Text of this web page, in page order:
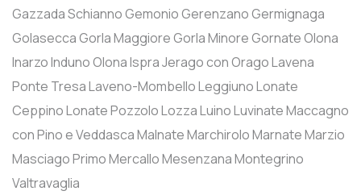
Gazzada Schianno Gemonio Gerenzano Germignaga
Golasecca Gorla Maggiore Gorla Minore Gornate Olona
InarzoInduno OlonaIspraJerago con OragoLavena
Ponte TresaLaveno-MombelloLeggiunoLonate
CeppinoLonate PozzoloLozzaLuinoLuvinateMaccagno
con Pino e VeddascaMalnateMarchiroloMarnateMarzio
Masciago PrimoMercalloMesenzanaMontegrino
Valtravaglia